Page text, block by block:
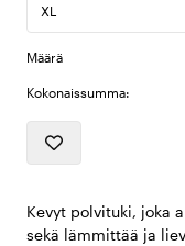
XL
Määrä
Kokonaissumma:
Kevyt polvituki, joka
sekä lämmittää ja